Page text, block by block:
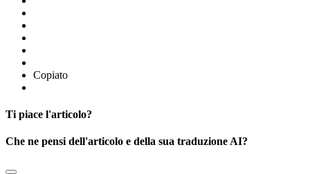
Copiato
Ti piace l'articolo?
Che ne pensi dell'articolo e della sua traduzione AI?